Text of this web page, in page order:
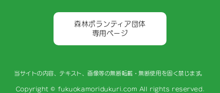
森林ボランティア団体
専用ページ
当サイトの内容、テキスト、画像等の無断転載・無断使用を固く禁じます。
Copyright © fukuokamoridukuri.com All rights reserved.